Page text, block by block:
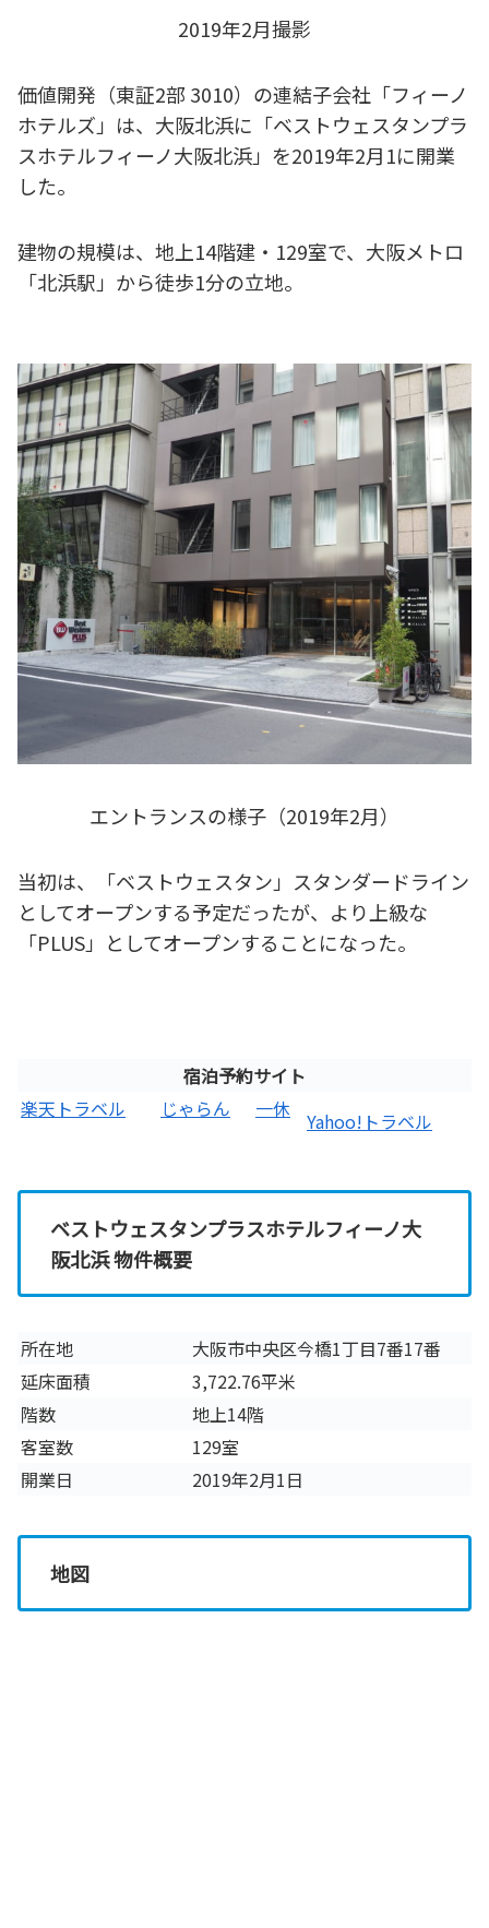
2019年2月撮影
価値開発（東証2部 3010）の連結子会社「フィーノ
ホテルズ」は、大阪北浜に「ベストウェスタンプラ
スホテルフィーノ大阪北浜」を2019年2月1に開業
した。
建物の規模は、地上14階建・129室で、大阪メトロ
「北浜駅」から徒歩1分の立地。
エントランスの様子（2019年2月）
当初は、「ベストウェスタン」スタンダードライン
としてオープンする予定だったが、より上級な
「PLUS」としてオープンすることになった。
宿泊予約サイト
楽天トラベル
じゃらん 一休 Yahoo!トラベル
ベストウェスタンプラスホテルフィーノ大
阪北浜 物件概要
所在地
大阪市中央区今橋1丁目7番17番
延床面積
3,722.76平米
階数
地上14階
客室数
129室
開業日
2019年2月1日
地図